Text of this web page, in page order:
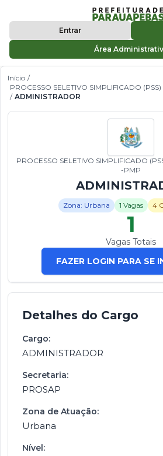
Entrar
Área
Início /
PROCESSO SELETIVO SIMPLIFICADO
/ ADMINISTRADOR
PROCESSO SELETIVO SIMPLIFICADO
-PMP
Zona: Urbana 1 Vagas 4
1
Vagas Totais
FAZER LOGIN PARA SE
Detalhes do Cargo
Cargo:
ADMINISTRADOR
Secretaria:
PROSAP
Zona de Atuação:
Urbana
Nível: